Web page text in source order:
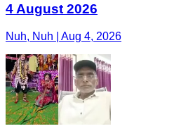
4 August 2026
Nuh, Nuh | Aug 4, 2026